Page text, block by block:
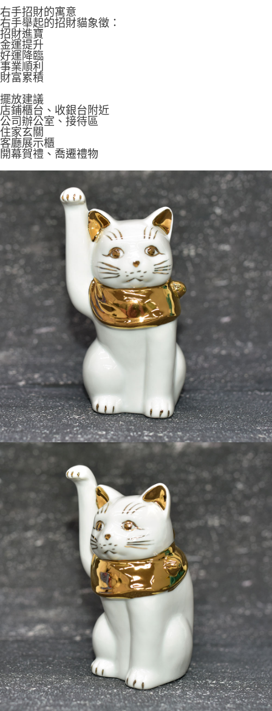
右手招財的寓意
右手舉起的招財貓象徵：
招財進寶
金運提升
好運降臨
事業順利
財富累積
擺放建議
店鋪櫃台、收銀台附近
公司辦公室、接待區
住家玄關
客廳展示櫃
開幕賀禮 、喬遷禮物